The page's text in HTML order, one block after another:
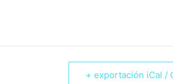
+ exportación iCal /